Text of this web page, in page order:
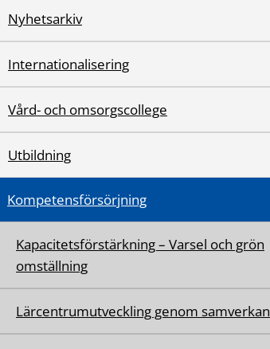
Nyhetsarkiv
Internationalisering
Vård- och omsorgscollege
Utbildning
Kompetensförsörjning
Kapacitetsförstärkning – Varsel och grön
omställning
Lärcentrumutveckling genom samverkan